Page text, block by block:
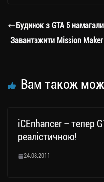
a
m
er ok
Будинок з GTA 5
Завантажити Mission
Вам також
iCEnhancer – тепер
реалістичною!
24.08.2011